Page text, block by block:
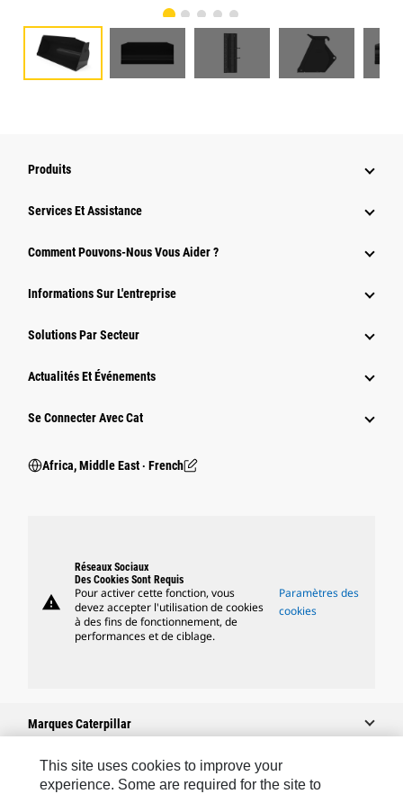
Produits
Services Et Assistance
Comment Pouvons-Nous Vous Aider ?
Informations Sur L'entreprise
Solutions Par Secteur
Actualités Et Événements
Se Connecter Avec Cat
Africa, Middle East ‧ French
warning
Réseaux Sociaux
Des Cookies Sont Requis
Pour activer cette fonction, vous
devez accepter l'utilisation de cookies
à des fins de fonctionnement, de
performances et de ciblage.
Paramètres des
cookies
Marques Caterpillar
This site uses cookies to improve your
experience. Some are required for the site to